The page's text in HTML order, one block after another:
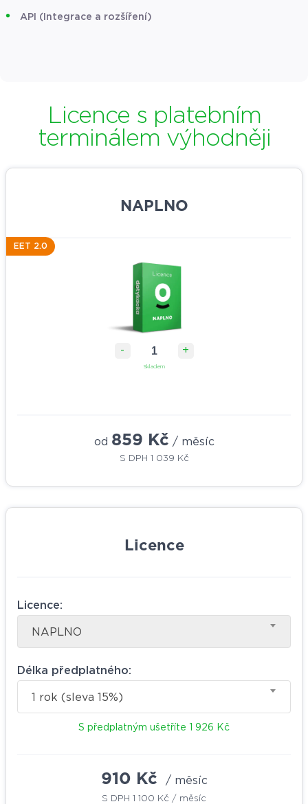
API (Integrace a rozšíření)
Licence s platebním
terminálem výhodněji
NAPLNO
EET 2.0
- +
Skladem
od 859 Kč / měsíc
S DPH 1 039 Kč
Licence
Licence:
NAPLNO
Délka předplatného:
1 rok (sleva 15%)
S předplatným ušetříte 1 926 Kč
910 Kč / měsíc
S DPH 1 100 Kč / měsíc